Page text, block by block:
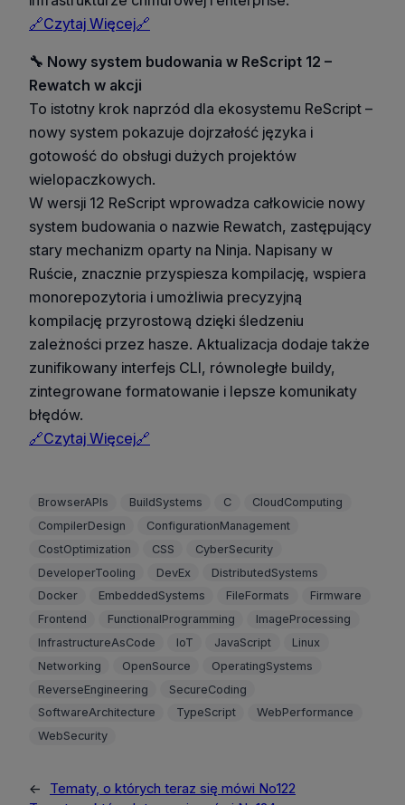
🔗Czytaj Więcej🔗
🔧 Nowy system budowania w ReScript 12 –
Rewatch w akcji
To istotny krok naprzód dla ekosystemu ReScript –
nowy system pokazuje dojrzałość języka i
gotowość do obsługi dużych projektów
wielopaczkowych.
W wersji 12 ReScript wprowadza całkowicie nowy
system budowania o nazwie Rewatch, zastępujący
stary mechanizm oparty na Ninja. Napisany w
Ruście, znacznie przyspiesza kompilację, wspiera
monorepozytoria i umożliwia precyzyjną
kompilację przyrostową dzięki śledzeniu
zależności przez hasze. Aktualizacja dodaje także
zunifikowany interfejs CLI, równoległe buildy,
zintegrowane formatowanie i lepsze komunikaty
błędów.
🔗Czytaj Więcej🔗
BrowserAPIs BuildSystems C
CloudComputing
CompilerDesign
ConfigurationManagement
CostOptimization
CSS
CyberSecurity
DeveloperTooling
DevEx
DistributedSystems
Docker
EmbeddedSystems FileFormats
Firmware
Frontend
FunctionalProgramming
ImageProcessing
InfrastructureAsCode
IoT JavaScript
Linux
Networking
OpenSource
OperatingSystems
ReverseEngineering
SecureCoding
SoftwareArchitecture
TypeScript
WebPerformance
WebSecurity
←
Tematy, o których teraz się mówi No122